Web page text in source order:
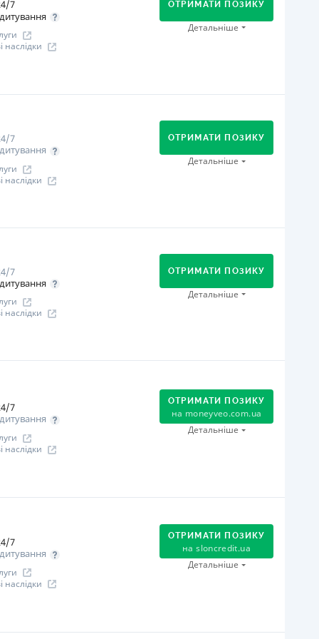
Оплата на розрахунковий рахунок
Через термінали самообслуговування
НБУ
7
ОТРИМАТИ ПОЗИКУ
Детальніше
Оплата на розрахунковий рахунок
Онлайн (через сайт або інтернет-банкінг)
НБУ
переоформлена 07.03.2024 р.
7
ОТРИМАТИ ПОЗИКУ
Детальніше
переоформлена 07.03.2024р.
інформація про кредит
7
ОТРИМАТИ ПОЗИКУ
Детальніше
Онлайн (через сайт або інтернет-банкінг)
Через термінали Приватбанку
Через термінали самообслуговування
НБУ
7
ОТРИМАТИ ПОЗИКУ
на moneyveo.com.ua
Детальніше
Онлайн (через сайт або інтернет-банкінг)
Через термінали Приватбанку
Через відділення банків-партнерів
Через термінали самообслуговування
НБУ
7
ОТРИМАТИ ПОЗИКУ
на sloncredit.ua
Детальніше